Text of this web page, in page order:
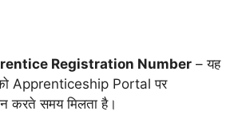
Registration Number – यह
Apprenticeship Portal पर
करते समय मिलता है।